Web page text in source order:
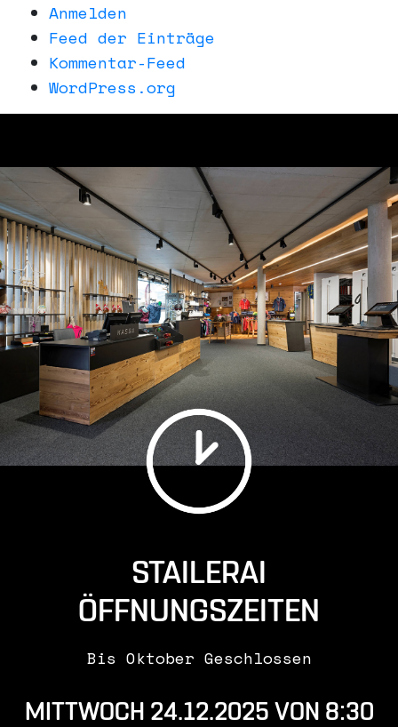
über uns
aktuelles
leistungen
online skiverleih
partner
kontakt
Anmelden
Feed der Einträge
Kommentar-Feed
WordPress.org
STAILERAI
ÖFFNUNGSZEITEN
Bis Oktober Geschlossen
MITTWOCH 24.12.2025 VON 8:30